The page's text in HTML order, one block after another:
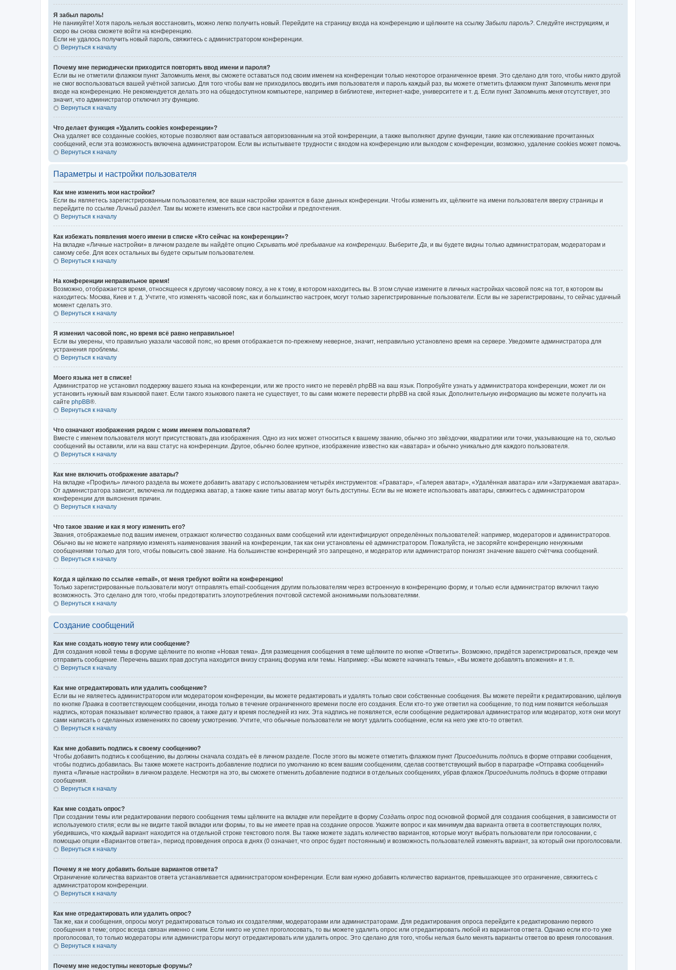
Я забыл пароль!
Не паникуйте! Хотя пароль нельзя восстановить, можно легко получить новый. Перейдите на страницу входа на конференцию и щёлкните на ссылку Забыли пароль? . Следуйте инструкциям, и
скоро вы снова сможете войти на конференцию.
Если не удалось получить новый пароль, свяжитесь с администратором конференции.
Вернуться к началу
Почему мне периодически приходится повторять ввод имени и пароля?
Если вы не отметили флажком пункт Запомнить меня , вы сможете оставаться под своим именем на конференции только некоторое ограниченное время. Это сделано для того, чтобы никто другой
не смог воспользоваться вашей учётной записью. Для того чтобы вам не приходилось вводить имя пользователя и пароль каждый раз, вы можете отметить флажком пункт Запомнить меня при
входе на конференцию. Не рекомендуется делать это на общедоступном компьютере, например в библиотеке, интернет-кафе, университете и т. д. Если пункт Запомнить меня отсутствует, это
значит, что администратор отключил эту функцию.
Вернуться к началу
Что делает функция «Удалить cookies конференции»?
Она удаляет все созданные cookies, которые позволяют вам оставаться авторизованным на этой конференции, а также выполняют другие функции, такие как отслеживание прочитанных
сообщений, если эта возможность включена администратором. Если вы испытываете трудности с входом на конференцию или выходом с конференции, возможно, удаление cookies может помочь.
Вернуться к началу
Параметры и настройки пользователя
Как мне изменить мои настройки?
Если вы являетесь зарегистрированным пользователем, все ваши настройки хранятся в базе данных конференции. Чтобы изменить их, щёлкните на имени пользователя вверху страницы и
перейдите по ссылке Личный раздел . Там вы можете изменить все свои настройки и предпочтения.
Вернуться к началу
Как избежать появления моего имени в списке «Кто сейчас на конференции»?
На вкладке «Личные настройки» в личном разделе вы найдёте опцию Скрывать моё пребывание на конференции . Выберите Да , и вы будете видны только администраторам, модераторам и
самому себе. Для всех остальных вы будете скрытым пользователем.
Вернуться к началу
На конференции неправильное время!
Возможно, отображается время, относящееся к другому часовому поясу, а не к тому, в котором находитесь вы. В этом случае измените в личных настройках часовой пояс на тот, в котором вы
находитесь: Москва, Киев и т. д. Учтите, что изменять часовой пояс, как и большинство настроек, могут только зарегистрированные пользователи. Если вы не зарегистрированы, то сейчас удачный
момент сделать это.
Вернуться к началу
Я изменил часовой пояс, но время всё равно неправильное!
Если вы уверены, что правильно указали часовой пояс, но время отображается по-прежнему неверное, значит, неправильно установлено время на сервере. Уведомите администратора для
устранения проблемы.
Вернуться к началу
Моего языка нет в списке!
Администратор не установил поддержку вашего языка на конференции, или же просто никто не перевёл phpBB на ваш язык. Попробуйте узнать у администратора конференции, может ли он
установить нужный вам языковой пакет. Если такого языкового пакета не существует, то вы сами можете перевести phpBB на свой язык. Дополнительную информацию вы можете получить на
сайте phpBB®.
Вернуться к началу
Что означают изображения рядом с моим именем пользователя?
Вместе с именем пользователя могут присутствовать два изображения. Одно из них может относиться к вашему званию, обычно это звёздочки, квадратики или точки, указывающие на то, сколько
сообщений вы оставили, или на ваш статус на конференции. Другое, обычно более крупное, изображение известно как «аватара» и обычно уникально для каждого пользователя.
Вернуться к началу
Как мне включить отображение аватары?
На вкладке «Профиль» личного раздела вы можете добавить аватару с использованием четырёх инструментов: «Граватар», «Галерея аватар», «Удалённая аватара» или «Загружаемая аватара».
От администратора зависит, включена ли поддержка аватар, а также какие типы аватар могут быть доступны. Если вы не можете использовать аватары, свяжитесь с администратором
конференции для выяснения причин.
Вернуться к началу
Что такое звание и как я могу изменить его?
Звания, отображаемые под вашим именем, отражают количество созданных вами сообщений или идентифицируют определённых пользователей: например, модераторов и администраторов.
Обычно вы не можете напрямую изменять наименования званий на конференции, так как они установлены её администратором. Пожалуйста, не засоряйте конференцию ненужными
сообщениями только для того, чтобы повысить своё звание. На большинстве конференций это запрещено, и модератор или администратор понизят значение вашего счётчика сообщений.
Вернуться к началу
Когда я щёлкаю по ссылке «email», от меня требуют войти на конференцию!
Только зарегистрированные пользователи могут отправлять email-сообщения другим пользователям через встроенную в конференцию форму, и только если администратор включил такую
возможность. Это сделано для того, чтобы предотвратить злоупотребления почтовой системой анонимными пользователями.
Вернуться к началу
Создание сообщений
Как мне создать новую тему или сообщение?
Для создания новой темы в форуме щёлкните по кнопке «Новая тема». Для размещения сообщения в теме щёлкните по кнопке «Ответить». Возможно, придётся зарегистрироваться, прежде чем
отправить сообщение. Перечень ваших прав доступа находится внизу страниц форума или темы. Например: «Вы можете начинать темы», «Вы можете добавлять вложения» и т. п.
Вернуться к началу
Как мне отредактировать или удалить сообщение?
Если вы не являетесь администратором или модератором конференции, вы можете редактировать и удалять только свои собственные сообщения. Вы можете перейти к редактированию, щёлкнув
по кнопке Правка в соответствующем сообщении, иногда только в течение ограниченного времени после его создания. Если кто-то уже ответил на сообщение, то под ним появится небольшая
надпись, которая показывает количество правок, а также дату и время последней из них. Эта надпись не появляется, если сообщение редактировал администратор или модератор, хотя они могут
сами написать о сделанных изменениях по своему усмотрению. Учтите, что обычные пользователи не могут удалить сообщение, если на него уже кто-то ответил.
Вернуться к началу
Как мне добавить подпись к своему сообщению?
Чтобы добавить подпись к сообщению, вы должны сначала создать её в личном разделе. После этого вы можете отметить флажком пункт Присоединить подпись в форме отправки сообщения,
чтобы подпись добавилась. Вы также можете настроить добавление подписи по умолчанию ко всем вашим сообщениям, сделав соответствующий выбор в параграфе «Отправка сообщений»
пункта «Личные настройки» в личном разделе. Несмотря на это, вы сможете отменить добавление подписи в отдельных сообщениях, убрав флажок Присоединить подпись в форме отправки
сообщения.
Вернуться к началу
Как мне создать опрос?
При создании темы или редактировании первого сообщения темы щёлкните на вкладке или перейдите в форму Создать опрос под основной формой для создания сообщения, в зависимости от
используемого стиля; если вы не видите такой вкладки или формы, то вы не имеете прав на создание опросов. Укажите вопрос и как минимум два варианта ответа в соответствующих полях,
убедившись, что каждый вариант находится на отдельной строке текстового поля. Вы также можете задать количество вариантов, которые могут выбрать пользователи при голосовании, с
помощью опции «Вариантов ответа», период проведения опроса в днях (0 означает, что опрос будет постоянным) и возможность пользователей изменять вариант, за который они проголосовали.
Вернуться к началу
Почему я не могу добавить больше вариантов ответа?
Ограничение количества вариантов ответа устанавливается администратором конференции. Если вам нужно добавить количество вариантов, превышающее это ограничение, свяжитесь с
администратором конференции.
Вернуться к началу
Как мне отредактировать или удалить опрос?
Так же, как и сообщения, опросы могут редактироваться только их создателями, модераторами или администраторами. Для редактирования опроса перейдите к редактированию первого
сообщения в теме; опрос всегда связан именно с ним. Если никто не успел проголосовать, то вы можете удалить опрос или отредактировать любой из вариантов ответа. Однако если кто-то уже
проголосовал, то только модераторы или администраторы могут отредактировать или удалить опрос. Это сделано для того, чтобы нельзя было менять варианты ответов во время голосования.
Вернуться к началу
Почему мне недоступны некоторые форумы?